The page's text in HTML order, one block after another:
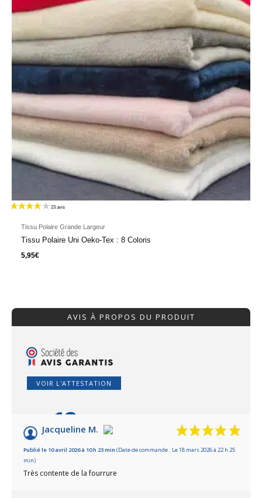
Tissu Polaire Grande Largeur
Tissu Polaire Uni Oeko-Tex : 8 Coloris
5,95€
AVIS À PROPOS DU PRODUIT
VOIR L'ATTESTATION
10/10
Basé sur 4 avis
Jacqueline M.
Publié le 10 avril 2026 à 10 h 23 min (Date de commande : Le 18 mars 2026 à 22 h 25
min)
Très contente de la fourrure